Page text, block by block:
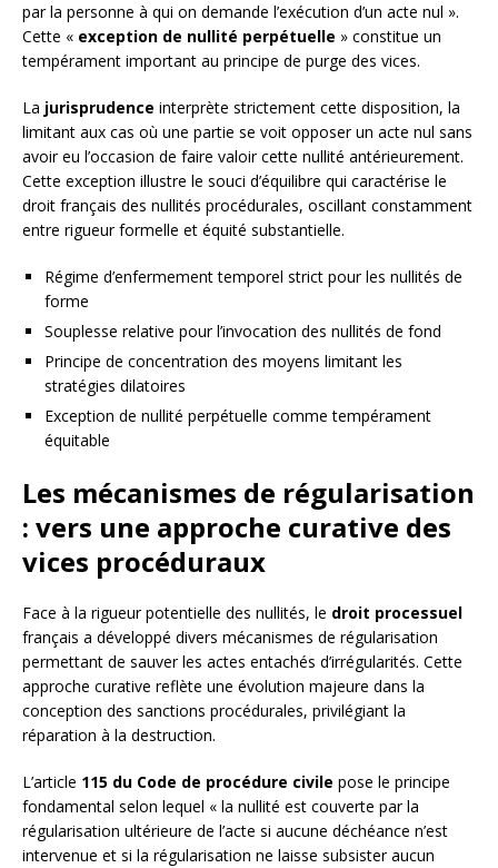
par la personne à qui on demande l’exécution d’un acte nul ».
Cette « exception de nullité perpétuelle » constitue un
tempérament important au principe de purge des vices.
La jurisprudence interprète strictement cette disposition, la
limitant aux cas où une partie se voit opposer un acte nul sans
avoir eu l’occasion de faire valoir cette nullité antérieurement.
Cette exception illustre le souci d’équilibre qui caractérise le
droit français des nullités procédurales, oscillant constamment
entre rigueur formelle et équité substantielle.
Régime d’enfermement temporel strict pour les nullités de
forme
Souplesse relative pour l’invocation des nullités de fond
Principe de concentration des moyens limitant les
stratégies dilatoires
Exception de nullité perpétuelle comme tempérament
équitable
Les mécanismes de régularisation
: vers une approche curative des
vices procéduraux
Face à la rigueur potentielle des nullités, le droit processuel
français a développé divers mécanismes de régularisation
permettant de sauver les actes entachés d’irrégularités. Cette
approche curative reflète une évolution majeure dans la
conception des sanctions procédurales, privilégiant la
réparation à la destruction.
L’article 115 du Code de procédure civile pose le principe
fondamental selon lequel « la nullité est couverte par la
régularisation ultérieure de l’acte si aucune déchéance n’est
intervenue et si la régularisation ne laisse subsister aucun